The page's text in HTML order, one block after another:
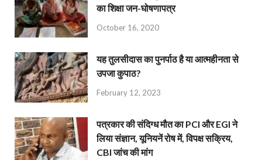
का शिक्षा जन-घोषणापत्र
October 16, 2020
यह तुलसीदास का पुनर्पाठ है या आत्महीनता से
उपजा कुपाठ?
February 12, 2023
पत्रकार की संदिग्ध मौत का PCI और EGI ने
लिया संज्ञान, यूनियनें रोष में, विपक्ष सक्रिय,
CBI जांच की मांग